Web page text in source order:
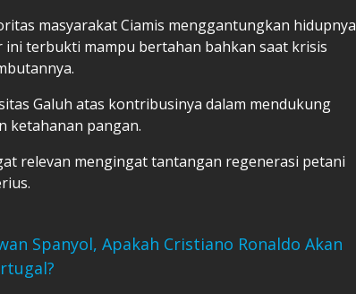
masyarakat Ciamis menggantungkan hidupnya
ini terbukti mampu bertahan bahkan saat krisis
Galuh atas kontribusinya dalam mendukung
ketahanan pangan.
relevan mengingat tantangan regenerasi petani
Spanyol, Apakah Cristiano Ronaldo Akan